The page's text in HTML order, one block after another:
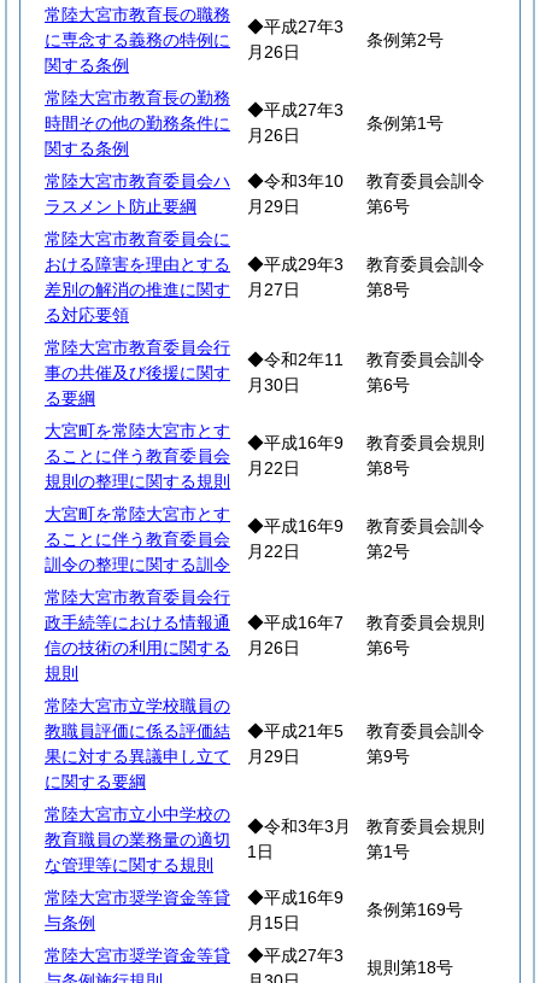
常陸大宮市教育長の職務
に専念する義務の特例に
関する条例
◆平成27年3
月26日
条例第2号
常陸大宮市教育長の勤務
時間その他の勤務条件に
関する条例
◆平成27年3
月26日
条例第1号
常陸大宮市教育委員会ハ
ラスメント防止要綱
◆令和3年10
月29日
教育委員会訓令
第6号
常陸大宮市教育委員会に
おける障害を理由とする
差別の解消の推進に関す
る対応要領
◆平成29年3
月27日
教育委員会訓令
第8号
常陸大宮市教育委員会行
事の共催及び後援に関す
る要綱
◆令和2年11
月30日
教育委員会訓令
第6号
大宮町を常陸大宮市とす
ることに伴う教育委員会
規則の整理に関する規則
◆平成16年9
月22日
教育委員会規則
第8号
大宮町を常陸大宮市とす
ることに伴う教育委員会
訓令の整理に関する訓令
◆平成16年9
月22日
教育委員会訓令
第2号
常陸大宮市教育委員会行
政手続等における情報通
信の技術の利用に関する
規則
◆平成16年7
月26日
教育委員会規則
第6号
常陸大宮市立学校職員の
教職員評価に係る評価結
果に対する異議申し立て
に関する要綱
◆平成21年5
月29日
教育委員会訓令
第9号
常陸大宮市立小中学校の
教育職員の業務量の適切
な管理等に関する規則
◆令和3年3月
1日
教育委員会規則
第1号
常陸大宮市奨学資金等貸
与条例
◆平成16年9
月15日
条例第169号
常陸大宮市奨学資金等貸
◆平成27年3
規則第18号